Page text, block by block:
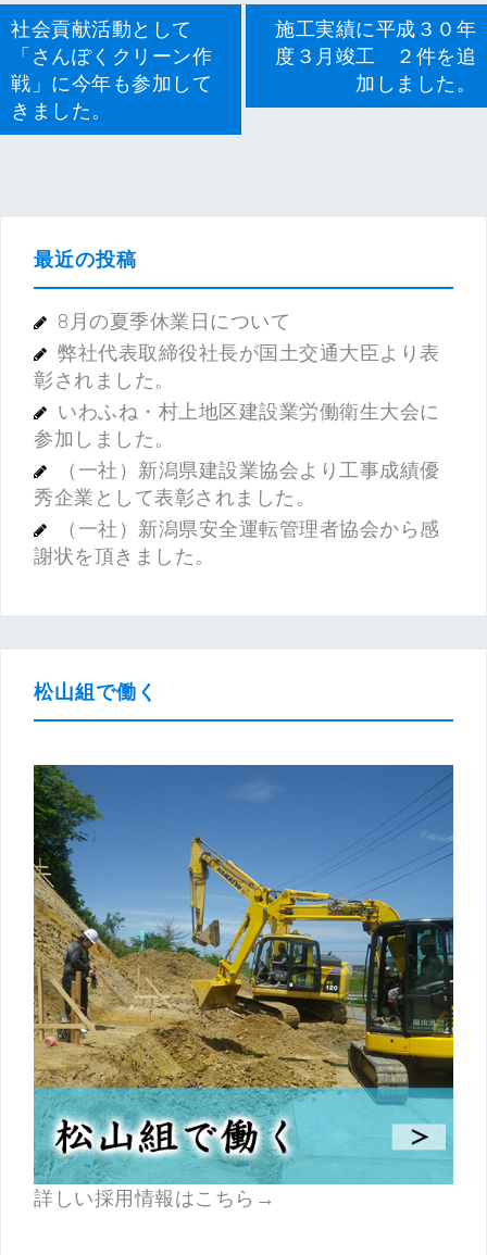
投
稿
ナ
ビ
ゲ
社会貢献活動として
「さんぽくクリーン作
戦」に今年も参加して
きました。
施工実績に平成３０年
度３月竣工 ２件を追
加しました。
最近の投稿
8月の夏季休業日について
弊社代表取締役社長が国土交通大臣より表
彰されました。
いわふね・村上地区建設業労働衛生大会に
参加しました。
（一社）新潟県建設業協会より工事成績優
秀企業として表彰されました。
（一社）新潟県安全運転管理者協会から感
謝状を頂きました。
松山組で働く
詳しい採用情報はこちら→